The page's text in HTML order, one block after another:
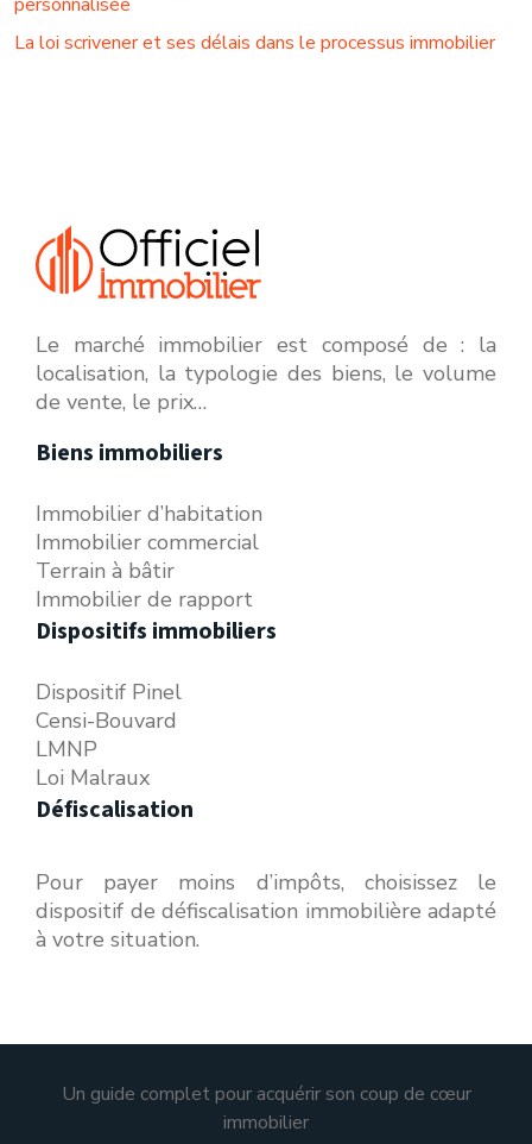
La loi scrivener et ses délais dans le processus immobilier
Le marché immobilier est composé de : la
localisation, la typologie des biens, le volume
de vente, le prix…
Biens immobiliers
Immobilier d’habitation
Immobilier commercial
Terrain à bâtir
Immobilier de rapport
Dispositifs immobiliers
Dispositif Pinel
Censi-Bouvard
LMNP
Loi Malraux
Défiscalisation
Pour payer moins d’impôts, choisissez le
dispositif de défiscalisation immobilière adapté
à votre situation.
Un guide complet pour acquérir son coup de cœur
immobilier